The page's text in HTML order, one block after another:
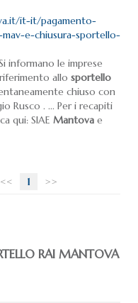
it-it/pagamento-
e-chiusura-sportello-
informano le imprese
allo sportello
chiuso con
Rusco . ... Per i recapiti
qui: SIAE Mantova e
<< 1 >>
RAI MANTOVA